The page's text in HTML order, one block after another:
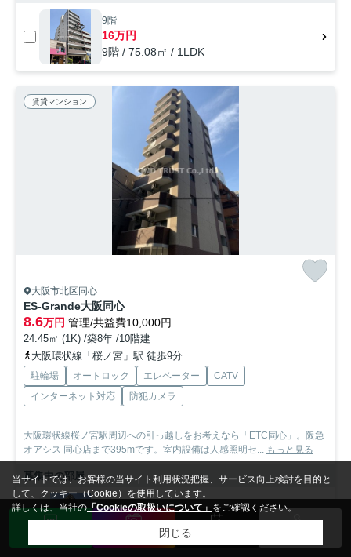
9階
16万円
9階 / 75.08㎡ / 1LDK
賃貸マンション
大阪市北区同心
ES-Grande大阪同心
8.6万円 管理/共益費10,000円
24.45㎡ (1K) /築8年 /10階建
大阪環状線「桜ノ宮」駅 徒歩9分
駐輪場 オートロック エレベーター
CATV
インターネット対応
防犯カメラ
大阪環状線桜ノ宮駅周辺への引っ越しをお考えなら「ETC同心」。阪急
オアシス 同心店まで395mです。室内設備は人感照明セ... もっと見る
募集中の部屋
8階
8.6万円
8階 / 24.45㎡ / 1K
当サイトでは、お客様の当サイト利用状況把握、サービス向上検討を目的と
して、クッキー（Cookie）を使用しています。
詳しくは、当社の「Cookieの取扱いについて」 をご確認ください。
閉じる